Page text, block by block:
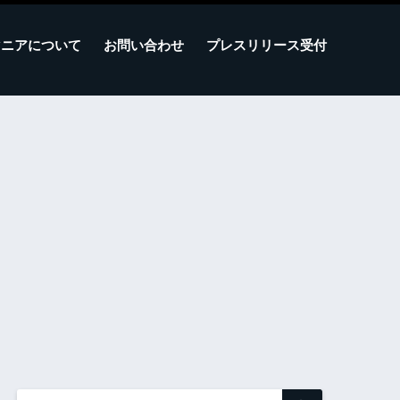
アについて お問い合わせ プレスリリース受付